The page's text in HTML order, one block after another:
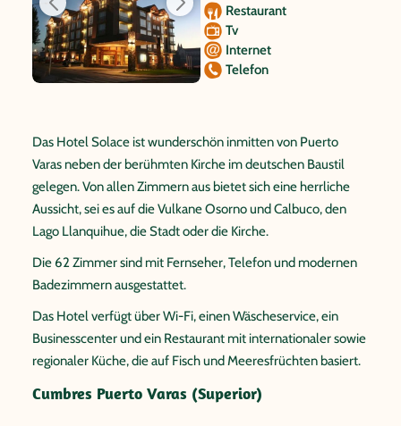
Restaurant
Tv
Internet
Telefon
Das Hotel Solace ist wunderschön inmitten von Puerto
Varas neben der berühmten Kirche im deutschen Baustil
gelegen. Von allen Zimmern aus bietet sich eine herrliche
Aussicht, sei es auf die Vulkane Osorno und Calbuco, den
Lago Llanquihue, die Stadt oder die Kirche.
Die 62 Zimmer sind mit Fernseher, Telefon und modernen
Badezimmern ausgestattet.
Das Hotel verfügt über Wi-Fi, einen Wäscheservice, ein
Businesscenter und ein Restaurant mit internationaler sowie
regionaler Küche, die auf Fisch und Meeresfrüchten basiert.
Cumbres Puerto Varas (Superior)